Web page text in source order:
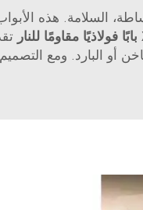
السلامة. هذه
بابًا فولاذيًا مقاومًا للنار
أو البارد. ومع